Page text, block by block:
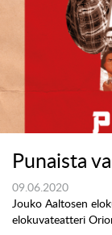
Punaista
09.06.2020
Jouko Aaltosen
elokuvateatteri